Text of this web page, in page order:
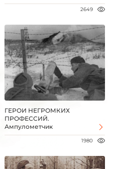
2649
ГЕРОИ НЕГРОМКИХ
ПРОФЕССИЙ.
Ампулометчик
1980